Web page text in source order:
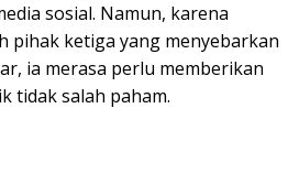
sosial. Namun, karena
pihak ketiga yang menyebarkan
ia merasa perlu memberikan
tidak salah paham.